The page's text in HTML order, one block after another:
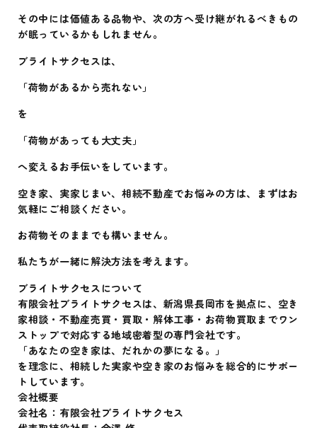
その中には価値ある品物や、次の方へ受け継がれるべきもの
が眠っているかもしれません。
ブライトサクセスは、
「荷物があるから売れない」
を
「荷物があっても大丈夫」
へ変えるお手伝いをしています。
空き家、実家じまい、相続不動産でお悩みの方は、まずはお
気軽にご相談ください。
お荷物そのままでも構いません。
私たちが一緒に解決方法を考えます。
ブライトサクセスについて
有限会社ブライトサクセスは、新潟県長岡市を拠点に、空き
家相談・不動産売買・買取・解体工事・お荷物買取までワン
ストップで対応する地域密着型の専門会社です。
「あなたの空き家は、だれかの夢になる。」
を理念に、相続した実家や空き家のお悩みを総合的にサポー
トしています。
会社概要
会社名：有限会社ブライトサクセス